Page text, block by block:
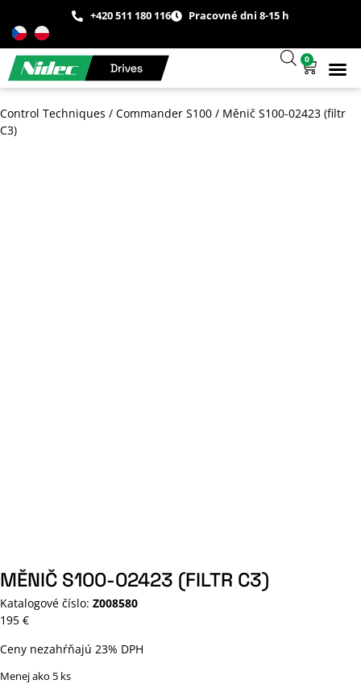
+420 511 180 116 Pracovné dni 8-15 h
0
Control Techniques / Commander S100 / Měnič S100-02423 (filtr
C3)
MĚNIČ S100-02423 (FILTR C3)
Katalogové číslo: Z008580
195 €
Ceny nezahŕňajú 23% DPH
Menej ako 5 ks